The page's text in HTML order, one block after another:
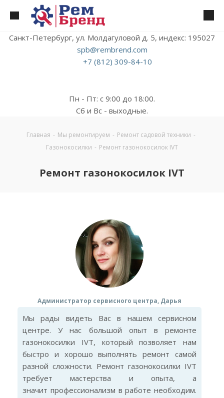
Санкт-Петербург, ул. Молдагуловой д. 5, индекс: 195027
spb@rembrend.com
+7 (812) 309-84-10
Пн - Пт: с 9:00 до 18:00.
Сб и Вс - выходные.
Главная - Мы ремонтируем - Ремонт садовой техники -
Газонокосилки - Ремонт газонокосилок IVT
Ремонт газонокосилок IVT
Администратор сервисного центра, Дарья
Мы рады видеть Вас в нашем сервисном
центре. У нас большой опыт в ремонте
газонокосилки IVT, который позволяет нам
быстро и хорошо выполнять ремонт самой
разной сложности. Ремонт газонокосилки IVT
требует мастерства и опыта, а
значит профессионализм в работе необходим.